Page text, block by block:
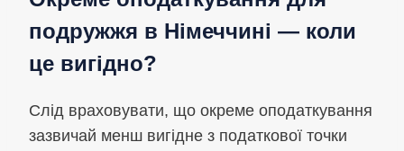
подружжя в Німеччині — коли
це вигідно?
Слід враховувати, що окреме оподаткування
зазвичай менш вигідне з податкової точки